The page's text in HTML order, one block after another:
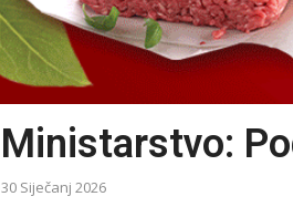
Ministarstvo:
30 Siječanj 2026